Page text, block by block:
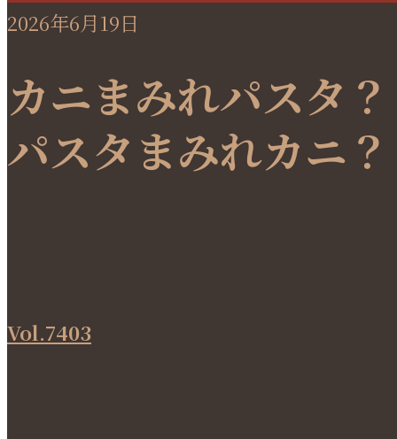
2026年6月19日
カニまみれパスタ？
パスタまみれカニ？
Vol.7403